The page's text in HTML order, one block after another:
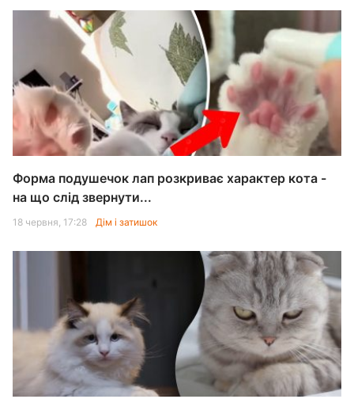
Форма подушечок лап розкриває характер кота -
на що слід звернути...
18 червня, 17:28 Дім і затишок